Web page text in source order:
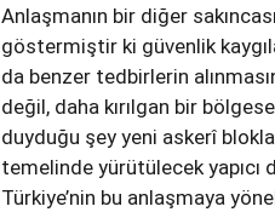
Anlaşmanın bir diğer
göstermiştir ki güvenlik
da benzer tedbirlerin
değil, daha kırılgan bir
duyduğu şey yeni askerî
temelinde yürütülecek yapıcı
Türkiye’nin bu anlaşmaya